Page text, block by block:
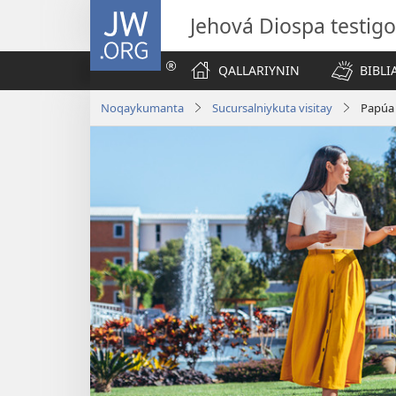
JW.ORG
Jehová Diospa
QALLARIYNIN
Noqaykumanta Sucursalniykuta visitay